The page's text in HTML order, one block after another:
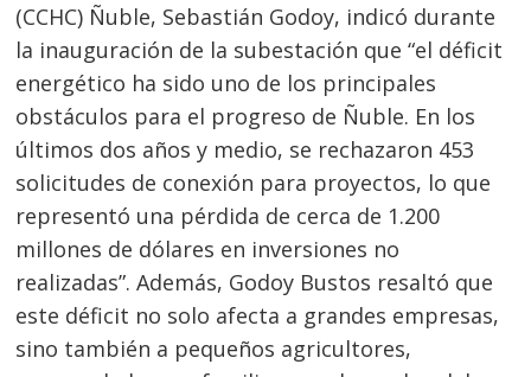
(CCHC) Ñuble, Sebastián Godoy, indicó durante
la inauguración de la subestación que “el déficit
energético ha sido uno de los principales
obstáculos para el progreso de Ñuble. En los
últimos dos años y medio, se rechazaron 453
solicitudes de conexión para proyectos, lo que
representó una pérdida de cerca de 1.200
millones de dólares en inversiones no
realizadas”. Además, Godoy Bustos resaltó que
este déficit no solo afecta a grandes empresas,
sino también a pequeños agricultores,